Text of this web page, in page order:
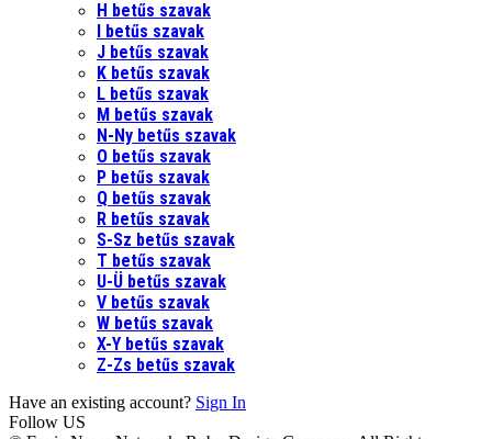
H betűs szavak
I betűs szavak
J betűs szavak
K betűs szavak
L betűs szavak
M betűs szavak
N-Ny betűs szavak
O betűs szavak
P betűs szavak
Q betűs szavak
R betűs szavak
S-Sz betűs szavak
T betűs szavak
U-Ü betűs szavak
V betűs szavak
W betűs szavak
X-Y betűs szavak
Z-Zs betűs szavak
Have an existing account? Sign In
Follow US